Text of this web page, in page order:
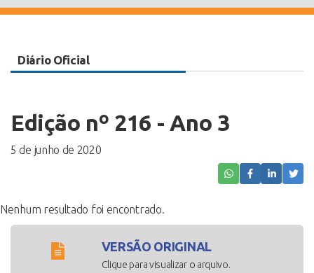
Diário Oficial
Edição nº 216 - Ano 3
5 de junho de 2020
Nenhum resultado foi encontrado.
VERSÃO ORIGINAL
Clique para visualizar o arquivo.